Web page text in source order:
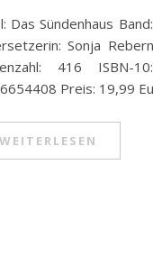
Das Sündenhaus
Sonja
416 ISBN-
Preis:
WEITERLESEN